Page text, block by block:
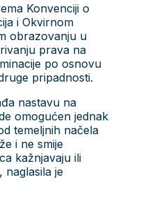
Konvenciji o
i Okvirnom
obrazovanju u
prava na
po osnovu
pripadnosti.
nastavu na
omogućen jednak
temeljnih načela
i ne smije
kažnjavaju ili
naglasila je